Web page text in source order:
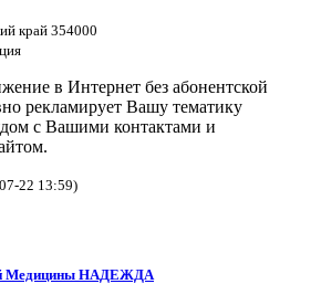
край 354000
в Интернет без абонентской
рекламирует Вашу тематику
с Вашими контактами и
22 13:59)
Медицины НАДЕЖДА